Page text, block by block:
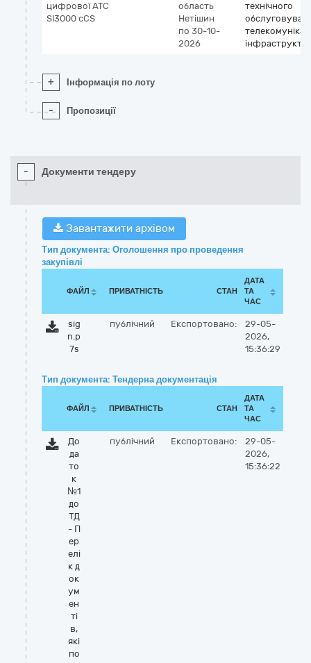
цифрової АТС
SІ3000 cCS
область
Нетішин
по 30-10-
2026
технічного
+ Інформація по лоту
- Пропозиції
- Документи тендеру
Завантажити архівом
Тип документа: Оголошення про проведення
закупівлі
ФАЙЛ ПРИВАТНІСТЬ СТАН
ДАТА
ТА
ЧАС
sig
n.p
7s
публічний Експортовано:
29-05-
2026,
15:36:29
Тип документа: Тендерна документація
ФАЙЛ ПРИВАТНІСТЬ СТАН
ДАТА
ТА
ЧАС
До
да
то
к
№1
до
ТД
- П
ер
елі
к д
ок
ум
ен
ті
в,
які
по
публічний Експортовано:
29-05-
2026,
15:36:22